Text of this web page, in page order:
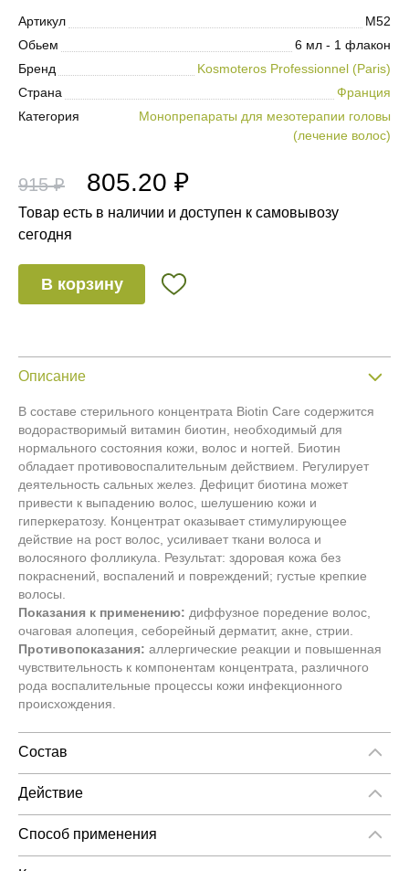
Артикул
М52
Обьем
6 мл - 1 флакон
Бренд
Kosmoteros Professionnel (Paris)
Страна
Франция
Категория
Монопрепараты для мезотерапии головы
(лечение волос)
915 ₽ 805.20 ₽
Товар есть в наличии и доступен к самовывозу
сегодня
В корзину
Описание
В составе стерильного концентрата Biotin Care содержится
водорастворимый витамин биотин, необходимый для
нормального состояния кожи, волос и ногтей. Биотин
обладает противовоспалительным действием. Регулирует
деятельность сальных желез. Дефицит биотина может
привести к выпадению волос, шелушению кожи и
гиперкератозу. Концентрат оказывает стимулирующее
действие на рост волос, усиливает ткани волоса и
волосяного фолликула. Результат: здоровая кожа без
покраснений, воспалений и повреждений; густые крепкие
волосы.
Показания к применению: диффузное поредение волос,
очаговая алопеция, себорейный дерматит, акне, стрии.
Противопоказания: аллергические реакции и повышенная
чувствительность к компонентам концентрата, различного
рода воспалительные процессы кожи инфекционного
происхождения.
Состав
Состав:Биотин (0,5%)Биотин обеспечивает организм
серой, которая играет ключевую роль в регенерации клеток,
включая коллаген. Коллаген несет важное значение для
красоты, так как отвечает за упругость кожи, шелковистость и
Действие
- Помогает стимулировать восстановление клеток, что
приводит к общему улучшению структуры и внешнего вида
Способ применения
Способ применения:наносить капельно на очищенную